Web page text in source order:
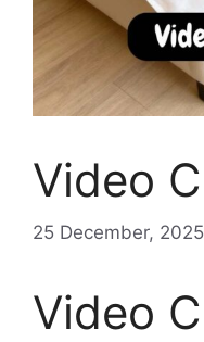
Video
25 December, 2025
Video